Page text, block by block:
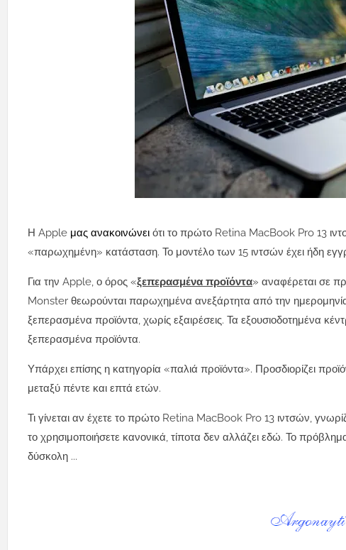
Η Apple μας ανακοινώνει ότι το πρώτο Retina MacBook Pro 13
«παρωχημένη» κατάσταση. Το μοντέλο των 15 ιντσών έχει ήδη
Για την Apple, ο όρος «ξεπερασμένα προϊόντα» αναφέρεται σε
Monster θεωρούνται παρωχημένα ανεξάρτητα από την
ξεπερασμένα προϊόντα, χωρίς εξαιρέσεις. Τα εξουσιοδοτημένα
ξεπερασμένα προϊόντα.
Υπάρχει επίσης η κατηγορία «παλιά προϊόντα». Προσδιορίζει
μεταξύ πέντε και επτά ετών.
Τι γίνεται αν έχετε το πρώτο Retina MacBook Pro 13 ιντσών,
το χρησιμοποιήσετε κανονικά, τίποτα δεν αλλάζει εδώ. Το
δύσκολη ...